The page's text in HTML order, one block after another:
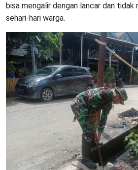
bisa mengalir dengan lancar dan
sehari-hari warga.